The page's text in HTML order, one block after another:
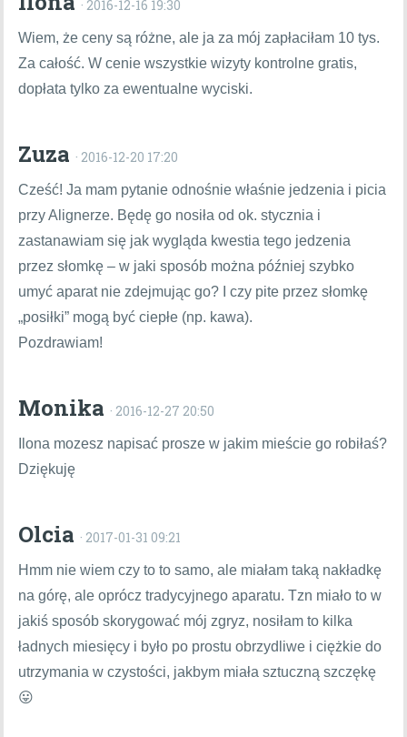
· 2016-12-16 19:30
Wiem, że ceny są różne, ale ja za mój zapłaciłam 10 tys.
Za całość. W cenie wszystkie wizyty kontrolne gratis,
dopłata tylko za ewentualne wyciski.
Zuza · 2016-12-20 17:20
Cześć! Ja mam pytanie odnośnie właśnie jedzenia i picia
przy Alignerze. Będę go nosiła od ok. stycznia i
zastanawiam się jak wygląda kwestia tego jedzenia
przez słomkę – w jaki sposób można później szybko
umyć aparat nie zdejmując go? I czy pite przez słomkę
„posiłki” mogą być ciepłe (np. kawa).
Pozdrawiam!
Monika · 2016-12-27 20:50
Ilona mozesz napisać prosze w jakim mieście go robiłaś?
Dziękuję
Olcia · 2017-01-31 09:21
Hmm nie wiem czy to to samo, ale miałam taką nakładkę
na górę, ale oprócz tradycyjnego aparatu. Tzn miało to w
jakiś sposób skorygować mój zgryz, nosiłam to kilka
ładnych miesięcy i było po prostu obrzydliwe i ciężkie do
utrzymania w czystości, jakbym miała sztuczną szczękę
😛